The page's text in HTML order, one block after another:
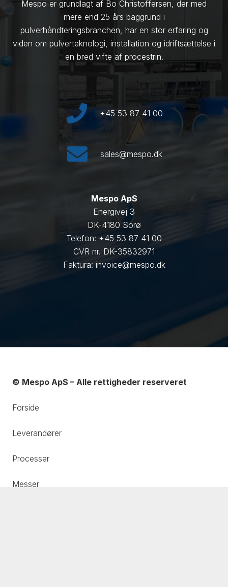
Mespo er grundlagt af Bo Christoffersen, der med
mere end 25 års baggrund i
pulverhåndteringsbranchen, har en stor erfaring og
viden om pulverteknologi, installation og idriftsættelse i
en bred vifte af procestrin.
+45 53 87 41 00
sales@mespo.dk
Mespo ApS
Energivej 3
DK-4180 Sorø
Telefon: +45 53 87 41 00
CVR nr. DK-35832971
Faktura: invoice@mespo.dk
© Mespo ApS – Alle rettigheder reserveret
Forside
Leverandører
Processer
Messer